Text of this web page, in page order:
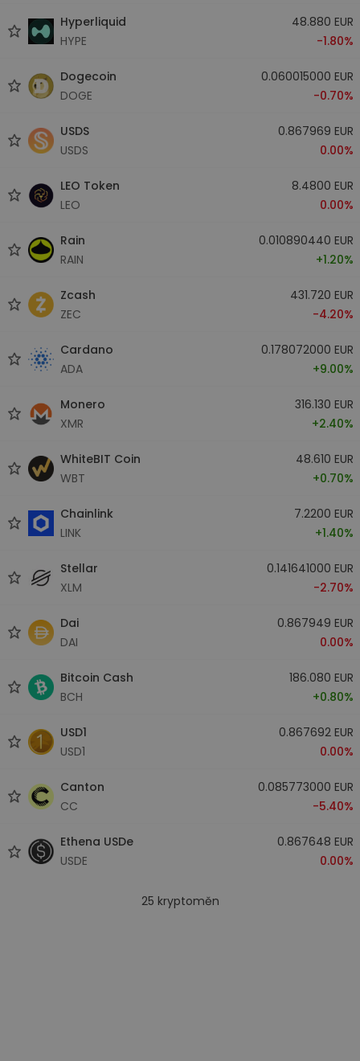
Hyperliquid
HYPE
48.880 EUR
-1.80%
Dogecoin
DOGE
0.060015000 EUR
-0.70%
USDS
USDS
0.867969 EUR
0.00%
LEO Token
LEO
8.4800 EUR
0.00%
Rain
RAIN
0.010890440 EUR
+1.20%
Zcash
ZEC
431.720 EUR
-4.20%
Cardano
ADA
0.178072000 EUR
+9.00%
Monero
XMR
316.130 EUR
+2.40%
WhiteBIT Coin
WBT
48.610 EUR
+0.70%
Chainlink
LINK
7.2200 EUR
+1.40%
Stellar
XLM
0.141641000 EUR
-2.70%
Dai
DAI
0.867949 EUR
0.00%
Bitcoin Cash
BCH
186.080 EUR
+0.80%
USD1
USD1
0.867692 EUR
0.00%
Canton
CC
0.085773000 EUR
-5.40%
Ethena USDe
USDE
0.867648 EUR
0.00%
25 kryptoměn